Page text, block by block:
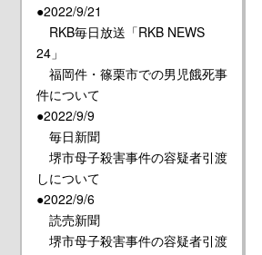
●2022/9/21
RKB毎日放送「RKB NEWS
24」
福岡件・篠栗市での男児餓死事
件について
●2022/9/9
毎日新聞
堺市母子殺害事件の容疑者引渡
しについて
●2022/9/6
読売新聞
堺市母子殺害事件の容疑者引渡